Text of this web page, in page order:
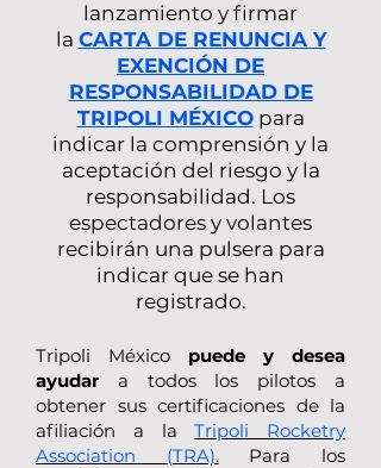
lanzamiento y firmar
la CARTA DE RENUNCIA Y
EXENCIÓN DE
RESPONSABILIDAD DE
TRIPOLI MÉXICOpara
indicar la comprensión y la
aceptación del riesgo y la
responsabilidad. Los
espectadores y volantes
recibirán una pulsera para
indicar que se han
registrado.
Tripoli México puede y desea
ayudar a todos los pilotos a
obtener sus certificaciones de la
afiliación a laTripoli Rocketry
Association (TRA).Para los